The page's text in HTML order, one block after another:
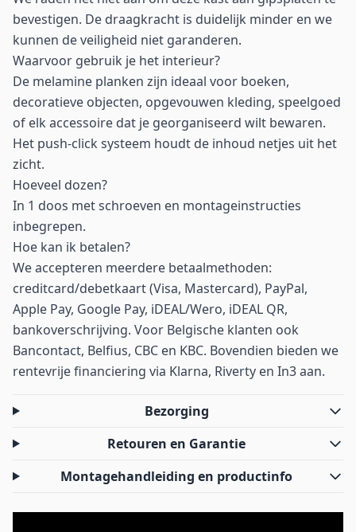
bevestigen. De draagkracht is duidelijk minder en we
kunnen de veiligheid niet garanderen.
Waarvoor gebruik je het interieur?
De melamine planken zijn ideaal voor boeken,
decoratieve objecten, opgevouwen kleding, speelgoed
of elk accessoire dat je georganiseerd wilt bewaren.
Het push-click systeem houdt de inhoud netjes uit het
zicht.
Hoeveel dozen?
In 1 doos met schroeven en montageinstructies
inbegrepen.
Hoe kan ik betalen?
We accepteren meerdere betaalmethoden:
creditcard/debetkaart (Visa, Mastercard), PayPal,
Apple Pay, Google Pay, iDEAL/Wero, iDEAL QR,
bankoverschrijving. Voor Belgische klanten ook
Bancontact, Belfius, CBC en KBC. Bovendien bieden we
rentevrije financiering via Klarna, Riverty en In3 aan.
Bezorging
Retouren en Garantie
Montagehandleiding en productinfo